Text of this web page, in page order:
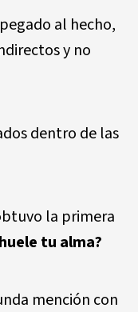
al hecho,
y no
dentro de las
la primera
tu alma?
mención con